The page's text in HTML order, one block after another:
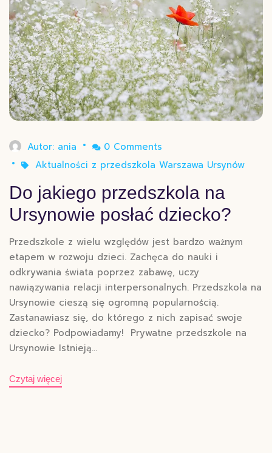
Autor: ania
0 Comments
Aktualności z przedszkola Warszawa Ursynów
Do jakiego przedszkola na
Ursynowie posłać dziecko?
Przedszkole z wielu względów jest bardzo ważnym
etapem w rozwoju dzieci. Zachęca do nauki i
odkrywania świata poprzez zabawę, uczy
nawiązywania relacji interpersonalnych. Przedszkola na
Ursynowie cieszą się ogromną popularnością.
Zastanawiasz się, do którego z nich zapisać swoje
dziecko? Podpowiadamy! Prywatne przedszkole na
Ursynowie Istnieją…
Czytaj więcej